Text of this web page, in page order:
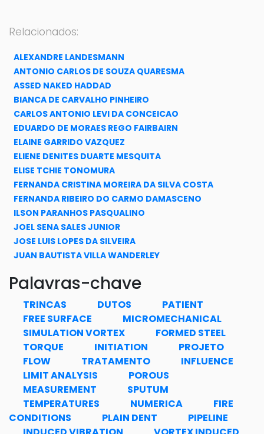
Relacionados:
ALEXANDRE LANDESMANN
ANTONIO CARLOS DE SOUZA QUARESMA
ASSED NAKED HADDAD
BIANCA DE CARVALHO PINHEIRO
CARLOS ANTONIO LEVI DA CONCEICAO
EDUARDO DE MORAES REGO FAIRBAIRN
ELAINE GARRIDO VAZQUEZ
ELIENE DENITES DUARTE MESQUITA
ELISE TCHIE TONOMURA
FERNANDA CRISTINA MOREIRA DA SILVA COSTA
FERNANDA RIBEIRO DO CARMO DAMASCENO
ILSON PARANHOS PASQUALINO
JOEL SENA SALES JUNIOR
JOSE LUIS LOPES DA SILVEIRA
JUAN BAUTISTA VILLA WANDERLEY
LAVINIA MARIA SANABIO ALVES BORGES
PAULO DE TARSO THEMISTOCLES ESPERANÇA
Palavras-chave
TRINCAS DUTOS
PATIENT
FREE SURFACE
MICROMECHANICAL
SIMULATION VORTEX
FORMED STEEL
TORQUE
INITIATION
PROJETO
FLOW
TRATAMENTO
INFLUENCE
LIMIT ANALYSIS
POROUS
MEASUREMENT
SPUTUM
TEMPERATURES
NUMERICA
FIRE
CONDITIONS
PLAIN DENT
PIPELINE